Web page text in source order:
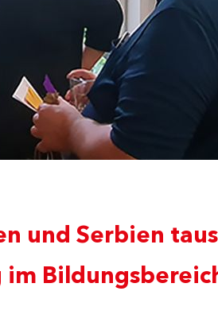
und Serbien